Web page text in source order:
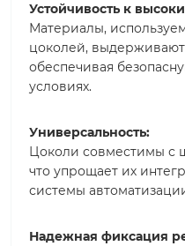
Устойчивость к
Материалы,
цоколей,
обеспечивая
условиях.
Универсальность:
Цоколи совместимы с
что упрощает их
системы
Надежная фиксация